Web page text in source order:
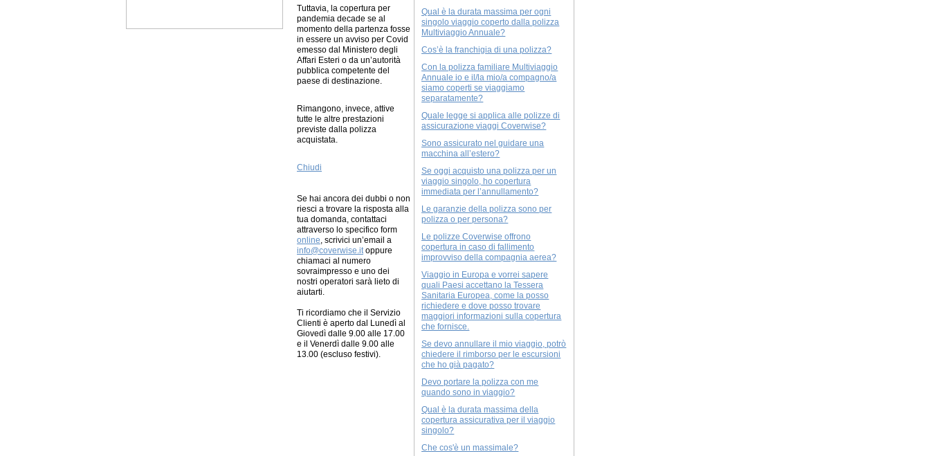
Tuttavia, la copertura per
pandemia decade se al
momento della partenza fosse
in essere un avviso per Covid
emesso dal Ministero degli
Affari Esteri o da un’autorità
pubblica competente del
paese di destinazione.
Rimangono, invece, attive
tutte le altre prestazioni
previste dalla polizza
acquistata.
Chiudi
Se hai ancora dei dubbi o non
riesci a trovare la risposta alla
tua domanda, contattaci
attraverso lo specifico form
online, scrivici un’email a
info@coverwise.itoppure
chiamaci al numero
sovraimpresso e uno dei
nostri operatori sarà lieto di
aiutarti.
Ti ricordiamo che il Servizio
Clienti è aperto dal Lunedì al
Giovedì dalle 9.00 alle 17.00
e il Venerdì dalle 9.00 alle
13.00 (escluso festivi).
Qual è la durata massima per ogni
singolo viaggio coperto dalla polizza
Multiviaggio Annuale?
Cos’è la franchigia di una polizza?
Con la polizza familiare Multiviaggio
Annuale io e il/la mio/a compagno/a
siamo coperti se viaggiamo
separatamente?
Quale legge si applica alle polizze di
assicurazione viaggi Coverwise?
Sono assicurato nel guidare una
macchina all’estero?
Se oggi acquisto una polizza per un
viaggio singolo, ho copertura
immediata per l’annullamento?
Le garanzie della polizza sono per
polizza o per persona?
Le polizze Coverwise offrono
copertura in caso di fallimento
improvviso della compagnia aerea?
Viaggio in Europa e vorrei sapere
quali Paesi accettano la Tessera
Sanitaria Europea, come la posso
richiedere e dove posso trovare
maggiori informazioni sulla copertura
che fornisce.
Se devo annullare il mio viaggio, potrò
chiedere il rimborso per le escursioni
che ho già pagato?
Devo portare la polizza con me
quando sono in viaggio?
Qual è la durata massima della
copertura assicurativa per il viaggio
singolo?
Che cos'è un massimale?